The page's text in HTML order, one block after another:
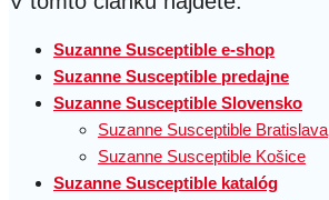
Suzanne Susceptible e-shop
Suzanne Susceptible predajne
Suzanne Susceptible Slovensko
Suzanne Susceptible Bratislava
Suzanne Susceptible Košice
Suzanne Susceptible katalóg